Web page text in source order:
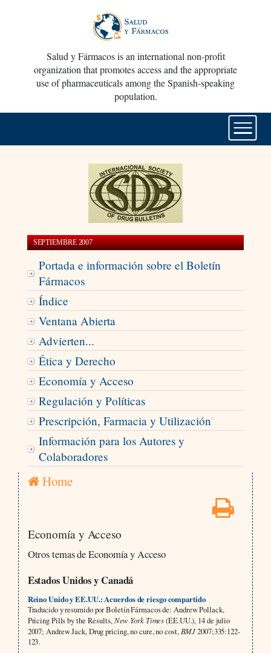
Salud y Fármacos is an international non-profit
organization that promotes access and the appropriate
use of pharmaceuticals among the Spanish-speaking
population.
SEPTIEMBRE 2007
Portada e información sobre el Boletín
Fármacos
Índice
Ventana Abierta
Advierten...
Ética y Derecho
Economía y Acceso
Regulación y Políticas
Prescripción, Farmacia y Utilización
Información para los Autores y
Colaboradores
Home
Economía y Acceso
Otros temas de Economía y Acceso
Estados Unidos y Canadá
Reino Unido y EE.UU.: Acuerdos de riesgo compartido
Traducido y resumido por Boletín Fármacos de: Andrew Pollack,
Pricing Pills by the Results,New York Times(EE.UU.), 14 de julio
2007; Andrew Jack, Drug pricing, no cure, no cost, BMJ2007;335:122-
123.